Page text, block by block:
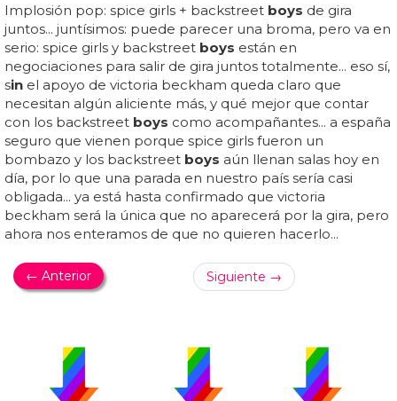
Implosión pop: spice girls + backstreet boys de gira
juntos... juntísimos: puede parecer una broma, pero va en
serio: spice girls y backstreet boys están en
negociaciones para salir de gira juntos totalmente... eso sí,
sin el apoyo de victoria beckham queda claro que
necesitan algún aliciente más, y qué mejor que contar
con los backstreet boys como acompañantes... a españa
seguro que vienen porque spice girls fueron un
bombazo y los backstreet boys aún llenan salas hoy en
día, por lo que una parada en nuestro país sería casi
obligada... ya está hasta confirmado que victoria
beckham será la única que no aparecerá por la gira, pero
ahora nos enteramos de que no quieren hacerlo...
← Anterior Siguiente →